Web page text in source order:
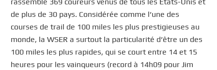
rassemblé 369 coureurs venus de tous les États-Unis et
de plus de 30 pays. Considérée comme l’une des
courses de trail de 100 miles les plus prestigieuses au
monde, la WSER a surtout la particularité d’être un des
100 miles les plus rapides, qui se court entre 14 et 15
heures pour les vainqueurs (record à 14h09 pour Jim